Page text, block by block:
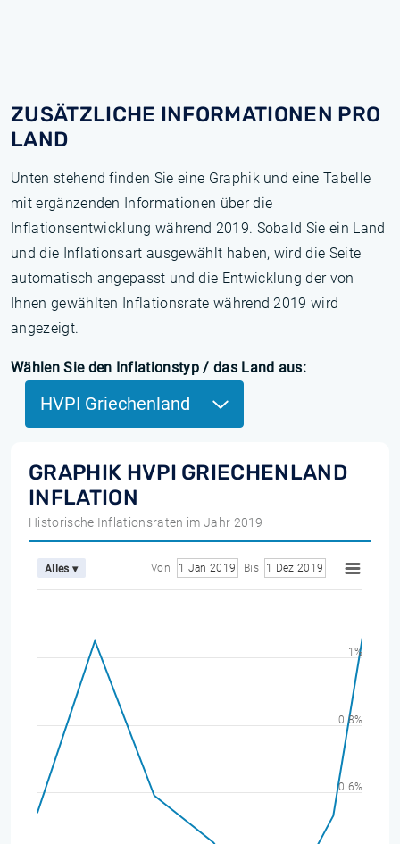
ZUSÄTZLICHE INFORMATIONEN PRO
LAND
Unten stehend finden Sie eine Graphik und eine Tabelle
mit ergänzenden Informationen über die
Inflationsentwicklung während 2019. Sobald Sie ein Land
und die Inflationsart ausgewählt haben, wird die Seite
automatisch angepasst und die Entwicklung der von
Ihnen gewählten Inflationsrate während 2019 wird
angezeigt.
Wählen Sie den Inflationstyp / das Land aus:
HVPI Griechenland
GRAPHIK HVPI GRIECHENLAND
INFLATION
Historische Inflationsraten im Jahr 2019
Alles ▾ Von 1 Jan 2019 Bis 1 Dez 2019
0.6%
0.8%
1%